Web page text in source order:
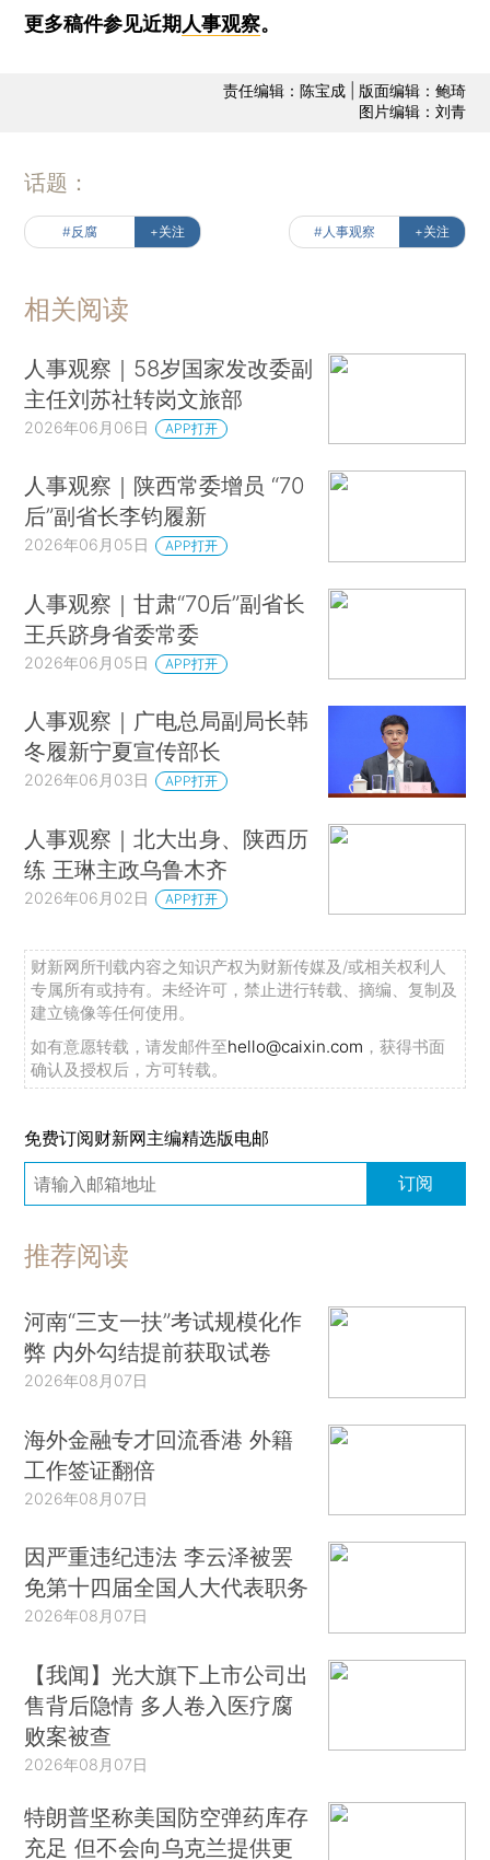
更多稿件参见近期 人事观察。
责任编辑：陈宝成 | 版面编辑：鲍琦
图片编辑：刘青
话题：
#反腐 +关注 #人事观察 +关注
相关阅读
人事观察｜58岁国家发改委副
主任刘苏社转岗文旅部
2026年06月06日 APP打开
人事观察｜陕西常委增员 “70
后”副省长李钧履新
2026年06月05日 APP打开
人事观察｜甘肃“70后”副省长
王兵跻身省委常委
2026年06月05日 APP打开
人事观察｜广电总局副局长韩
冬履新宁夏宣传部长
2026年06月03日 APP打开
人事观察｜北大出身、陕西历
练 王琳主政乌鲁木齐
2026年06月02日 APP打开
财新网所刊载内容之知识产权为财新传媒及/或相关权利人
专属所有或持有。未经许可，禁止进行转载、摘编、复制及
建立镜像等任何使用。
如有意愿转载，请发邮件至hello@caixin.com ，获得书面
确认及授权后，方可转载。
免费订阅财新网主编精选版电邮
订阅
推荐阅读
河南“三支一扶”考试规模化作
弊 内外勾结提前获取试卷
2026年08月07日
海外金融专才回流香港 外籍
工作签证翻倍
2026年08月07日
因严重违纪违法 李云泽被罢
免第十四届全国人大代表职务
2026年08月07日
【我闻】光大旗下上市公司出
售背后隐情 多人卷入医疗腐
败案被查
2026年08月07日
特朗普坚称美国防空弹药库存
充足 但不会向乌克兰提供更